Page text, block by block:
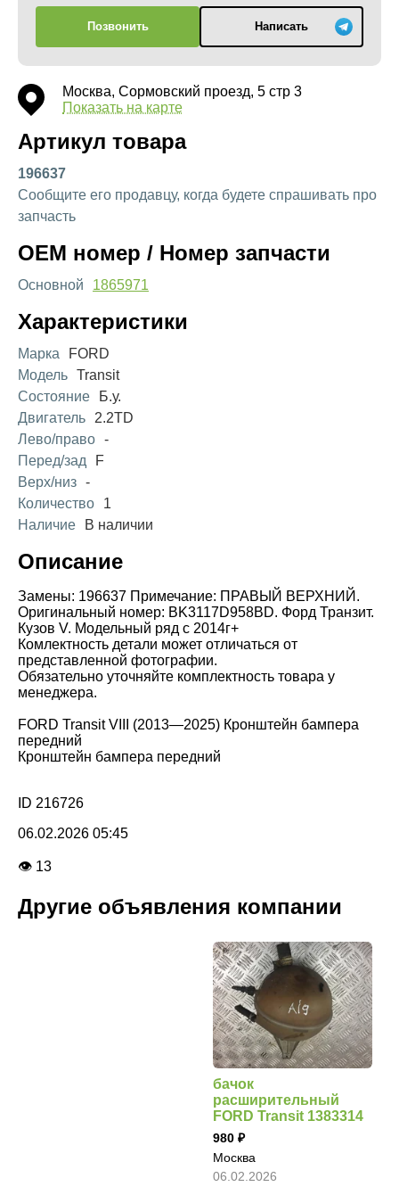
Позвонить Написать
Москва, Сормовский проезд, 5 стр 3
Показать на карте
Артикул товара
196637
Сообщите его продавцу, когда будете спрашивать про
запчасть
OEM номер / Номер запчасти
Основной 1865971
Характеристики
Марка
FORD
Модель Transit
Состояние
Б.у.
Двигатель
2.2TD
Лево/право -
Перед/зад
F
Верх/низ -
Количество
1
Наличие
В наличии
Описание
Замены: 196637 Примечание: ПРАВЫЙ ВЕРХНИЙ.
Оригинальный номер: BK3117D958BD. Форд Транзит.
Кузов V. Модельный ряд с 2014г+
Комлектность детали может отличаться от
представленной фотографии.
Обязательно уточняйте комплектность товара у
менеджера.
FORD Transit VIII (2013—2025) Кронштейн бампера
передний
Кронштейн бампера передний
ID 216726
06.02.2026 05:45
👁 13
Другие объявления компании
бачок
расширительный
FORD Transit 1383314
980
Москва
06.02.2026